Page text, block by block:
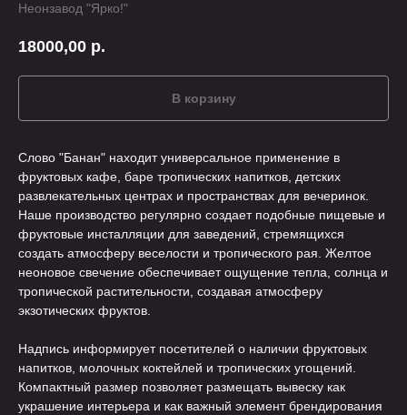
Неонзавод "Ярко!"
18000,00 р.
В корзину
Слово "Банан" находит универсальное применение в
фруктовых кафе, баре тропических напитков, детских
развлекательных центрах и пространствах для вечеринок.
Наше производство регулярно создает подобные пищевые и
фруктовые инсталляции для заведений, стремящихся
создать атмосферу веселости и тропического рая. Желтое
неоновое свечение обеспечивает ощущение тепла, солнца и
тропической растительности, создавая атмосферу
экзотических фруктов.
Надпись информирует посетителей о наличии фруктовых
напитков, молочных коктейлей и тропических угощений.
Компактный размер позволяет размещать вывеску как
украшение интерьера и как важный элемент брендирования